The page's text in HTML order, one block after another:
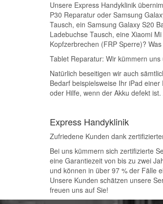
Unsere Express Handyklinik
P30 Reparatur oder Samsung
Tausch, ein Samsung Galaxy S20
Ladebuchse Tausch, eine Xiaomi
Kopfzerbrechen (FRP Sperre)?
Tablet Reparatur: Wir kümmern
Natürlich beseitigen wir auch
Bedarf beispielsweise Ihr iPad
oder Hilfe, wenn der Akku defekt
Express Handyklinik
Zufriedene Kunden dank
Bei uns kümmern sich zertifizierte
eine Garantiezeit von bis zu zwei
und können in über 97 % der Fälle
Unsere Kunden schätzen unsere
freuen uns auf Sie!